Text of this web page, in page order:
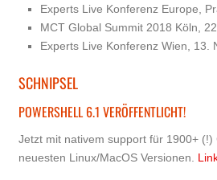
Experts Live Konferenz Europe,
MCT Global Summit 2018 Köln,
Experts Live Konferenz Wien, 13.
SCHNIPSEL
POWERSHELL 6.1 VERÖFFENTLICHT!
Jetzt mit nativem support für 1900+
neuesten Linux/MacOS Versionen.